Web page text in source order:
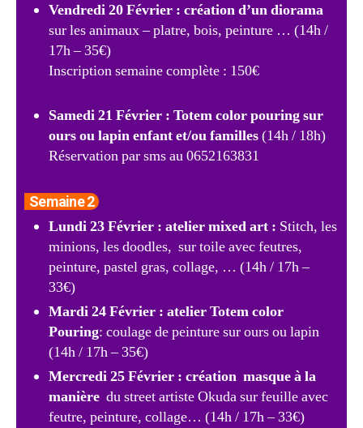
Vendredi 20 Février : création d’un diorama
sur les animaux – platre, bois, peinture … (14h /
17h – 35€)
Inscription semaine complète : 150€
Samedi 21 Février : Totem color pouring sur
ours ou lapin enfant et/ou familles(14h / 18h)
Réservation par sms au 0652163831
Semaine 2
Lundi 23 Février : atelier mixed art : Stitch, les
minions, les doodles, sur toile avec feutres,
peinture, pastel gras, collage, … (14h / 17h –
33€)
Mardi 24 Février : atelier Totem color
Pouring: coulage de peinture sur ours ou lapin
(14h / 17h – 35€)
Mercredi 25 Février : création masque à la
manière du street artiste Okuda sur feuille avec
feutre, peinture, collage… (14h / 17h – 33€)